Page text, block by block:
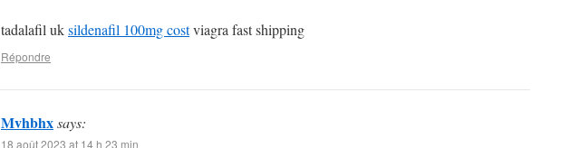
tadalafil uksildenafil 100mg costviagra fast shipping
Répondre
Mvhbhxsays:
18 août 2023 at 14 h 23 min